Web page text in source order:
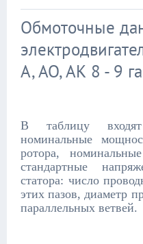
Обмоточные
А, АО, АК 8 - 9
В таблицу
номинальные
ротора,
стандартные
статора: число
этих пазов, диаметр
параллельных ветвей.